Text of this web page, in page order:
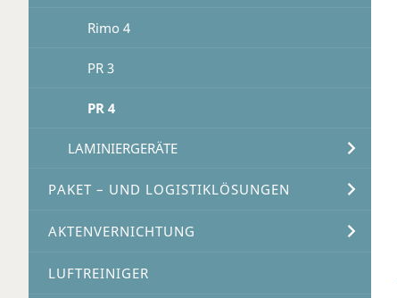
Rimo 4
PR 3
PR 4
LAMINIERGERÄTE
PAKET – UND LOGISTIKLÖSUNGEN
AKTENVERNICHTUNG
LUFTREINIGER